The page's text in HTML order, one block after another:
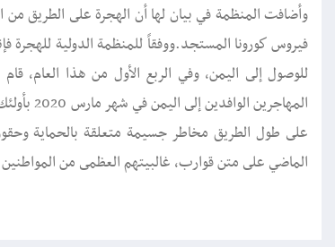
وأضافت المنظمة في بيان لها أن الهجرة على الطريق
الماضي على متن قوارب، غالبيتهم العظمى من